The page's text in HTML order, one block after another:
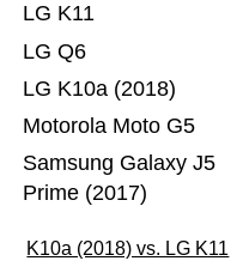
Samsung Galaxy J5
Prime (2017)
Motorola Moto G5
LG K10a (2018)
LG Q6
LG K11
K10a (2018) vs. LG K11